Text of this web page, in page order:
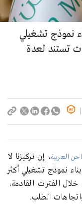
نموذج تشغيلي
تستند لعدة
العربية، إن تركيزنا لا
نموذج تشغيلي أكثر
الفترات القادمة،
الطلب.